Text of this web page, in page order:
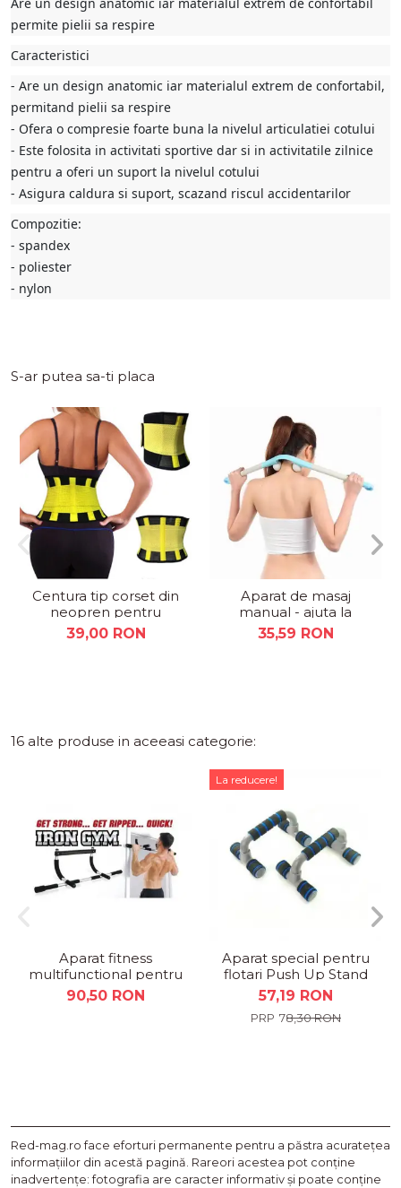
permite pielii sa respire
Caracteristici
- Are un design anatomic iar materialul extrem de confortabil,
permitand pielii sa respire
- Ofera o compresie foarte buna la nivelul articulatiei cotului
- Este folosita in activitati sportive dar si in activitatile zilnice
pentru a oferi un suport la nivelul cotului
- Asigura caldura si suport, scazand riscul accidentarilor
Compozitie:
- spandex
- poliester
- nylon
S-ar putea sa-ti placa
Centura tip corset din
neopren pentru
slabire si remodelare
39,00 RON
Aparat de masaj
manual - ajuta la
ameliorarea durerilor
35,59 RON
16 alte produse in aceeasi categorie:
Aparat fitness
multifunctional pentru
tractiuni, abdomene,
flotari
90,50 RON
La reducere!
Aparat special pentru
flotari Push Up Stand
57,19 RON
78,30 RON
Red-mag.ro face eforturi permanente pentru a păstra acurateţea
informaţiilor din acestă pagină. Rareori acestea pot conţine
inadvertenţe: fotografia are caracter informativ şi poate conţine